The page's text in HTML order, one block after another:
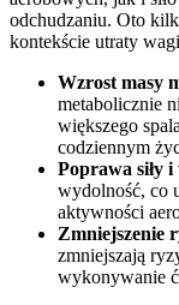
odchudzaniu. Oto
kontekście utraty
Wzrost masy
metabolicznie
większego
codziennym
Poprawa siły
wydolność, co
aktywności
Zmniejszenie
zmniejszają
wykonywanie